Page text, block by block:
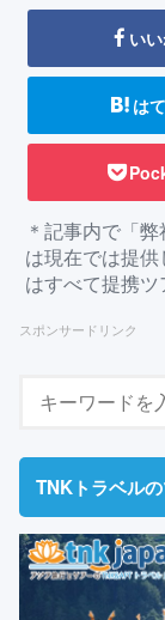
い
は
＊記事内で「
は現在では提
はすべて提携ツ
スポンサードリンク
TNKトラベル